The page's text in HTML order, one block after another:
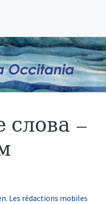
–
Les rédactions mobiles